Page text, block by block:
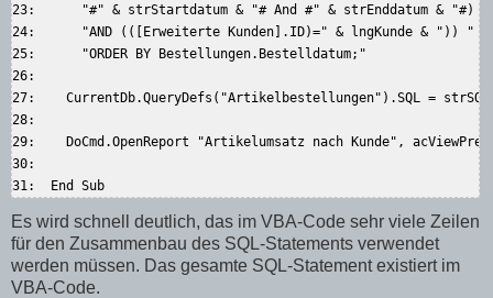
23:      "#" & strStartdatum & "# And #" & strEnddatum &
24:      "AND (([Erweiterte Kunden].ID)=" & lngKunde & ")) "
25:      "ORDER BY Bestellungen.Bestelldatum;"
26:
27:    CurrentDb.QueryDefs("Artikelbestellungen").SQL =
28:
29:    DoCmd.OpenReport "Artikelumsatz nach Kunde",
30:
Es wird schnell deutlich, das im VBA-Code sehr viele Zeilen
für den Zusammenbau des SQL-Statements verwendet
werden müssen. Das gesamte SQL-Statement existiert im
VBA-Code.